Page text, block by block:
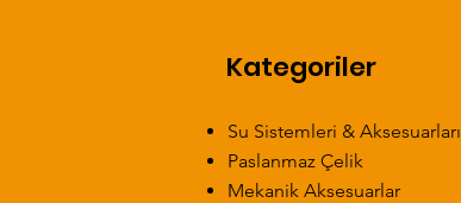
Kategoriler
Su Sistemleri & Aksesuarları
Paslanmaz Çelik
Mekanik Aksesuarlar